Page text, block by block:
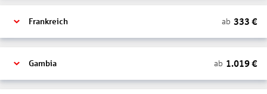
Frankreich ab 333 €
Gambia ab 1.019€